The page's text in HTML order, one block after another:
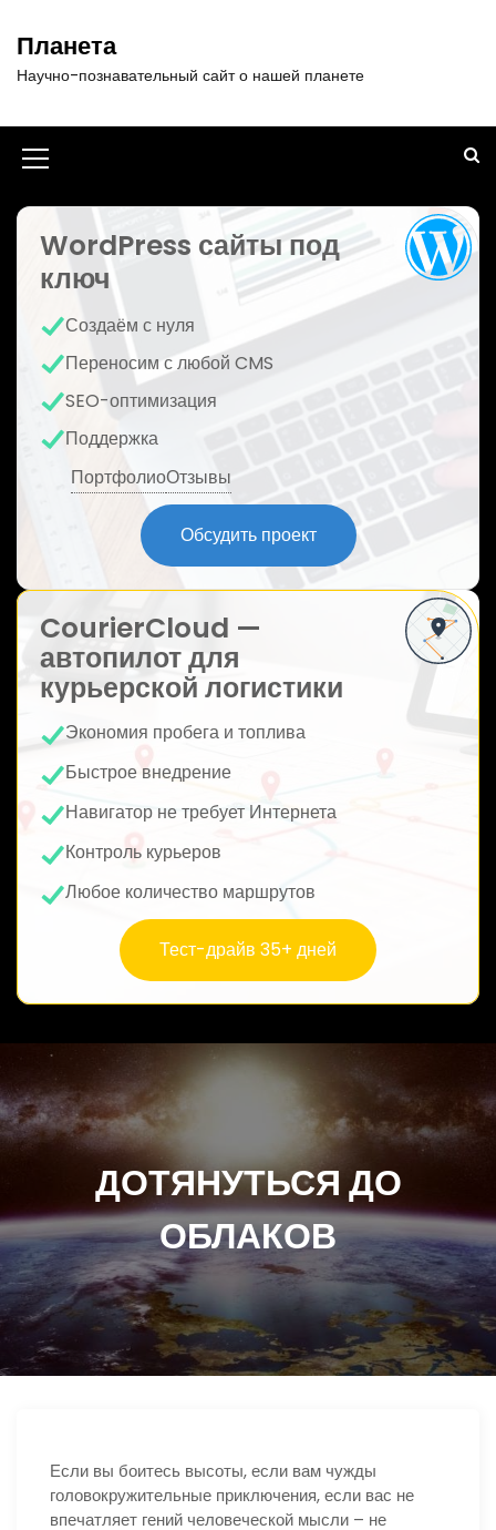
т
Планета
Научно-познавательный сайт о нашей планете
И
к
о
н
к
а
м
WordPress сайты под
ключ
Создаём с нуля
Переносим с любой CMS
SEO-оптимизация
Поддержка
ПортфолиоОтзывы
Обсудить проект
CourierCloud —
автопилот для
курьерской логистики
Экономия пробега и топлива
Быстрое внедрение
Навигатор не требует Интернета
Контроль курьеров
Любое количество маршрутов
Тест-драйв 35+ дней
ДОТЯНУТЬСЯ ДО
ОБЛАКОВ
Если вы боитесь высоты, если вам чужды
головокружительные приключения, если вас не
впечатляет гений человеческой мысли – не